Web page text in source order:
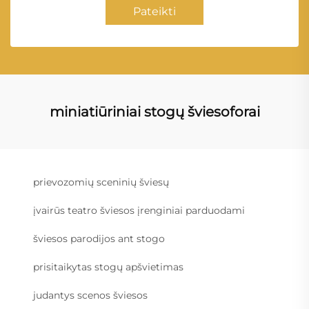
Pateikti
miniatiūriniai stogų šviesoforai
prievozomių sceninių šviesų
įvairūs teatro šviesos įrenginiai parduodami
šviesos parodijos ant stogo
prisitaikytas stogų apšvietimas
judantys scenos šviesos